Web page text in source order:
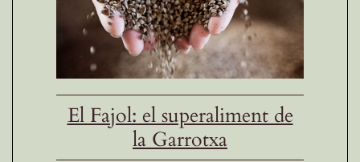
El Fajol: el superaliment de
la Garrotxa